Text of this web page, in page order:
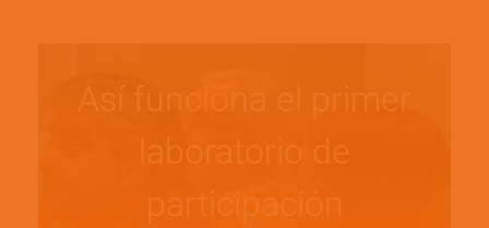
Así funciona el primer
laboratorio de
participación